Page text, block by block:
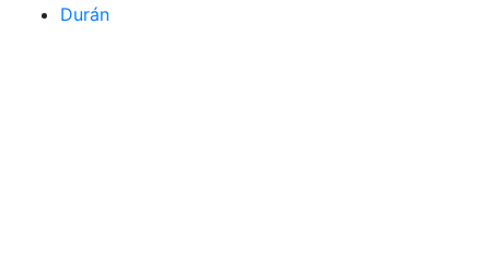
Durán